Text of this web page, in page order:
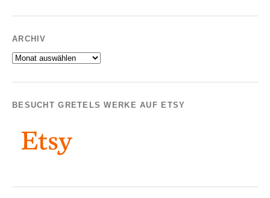
ARCHIV
Archiv
BESUCHT GRETELS WERKE AUF ETSY